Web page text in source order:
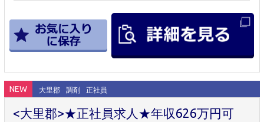
NEW 大里郡 調剤 正社員
<大里郡>★正社員求人★年収626万円可